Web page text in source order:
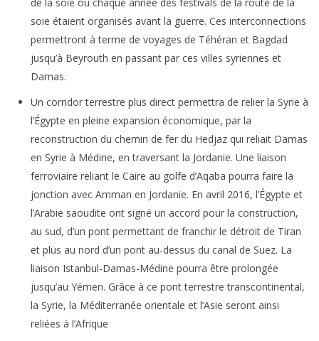
soie étaient organisés avant la guerre. Ces interconnections
permettront à terme de voyages de Téhéran et Bagdad
jusqu’à Beyrouth en passant par ces villes syriennes et
Damas.
Un corridor terrestre plus direct permettra de relier la Syrie à
l’Égypte en pleine expansion économique, par la
reconstruction du chemin de fer du Hedjaz qui reliait Damas
en Syrie à Médine, en traversant la Jordanie. Une liaison
ferroviaire reliant le Caire au golfe d’Aqaba pourra faire la
jonction avec Amman en Jordanie. En avril 2016, l’Égypte et
l’Arabie saoudite ont signé un accord pour la construction,
au sud, d’un pont permettant de franchir le détroit de Tiran
et plus au nord d’un pont au-dessus du canal de Suez. La
liaison Istanbul-Damas-Médine pourra être prolongée
jusqu’au Yémen. Grâce à ce pont terrestre transcontinental,
la Syrie, la Méditerranée orientale et l’Asie seront ainsi
reliées à l’Afrique